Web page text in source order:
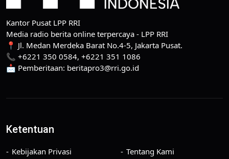
Kantor Pusat LPP RRI
Media radio berita online terpercaya - LPP RRI
📍 Jl. Medan Merdeka Barat No.4-5, Jakarta Pusat.
📞 +6221 350 0584, +6221 351 1086
📩 Pemberitaan: beritapro3@rri.go.id
Ketentuan
Kebijakan Privasi
Tentang Kami